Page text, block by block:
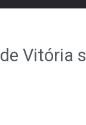
Vitória